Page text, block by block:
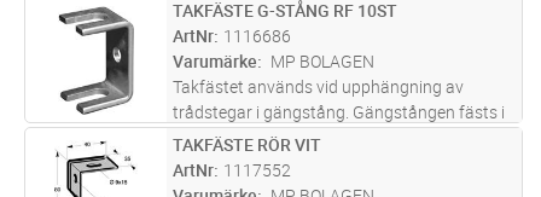
ST Lägg i kundvagn
TAKFÄSTE G-STÅNG RF 10ST
ArtNr 1116686
Varumärke
MP BOLAGEN
Takfästet används vid upphängning av
trådstegar i gängstång. Gängstången fästs i
takfästet med hjälp av två muttrar MP-044.
ST Lägg i kundvagn
TAKFÄSTE RÖR VIT
ArtNr 1117552